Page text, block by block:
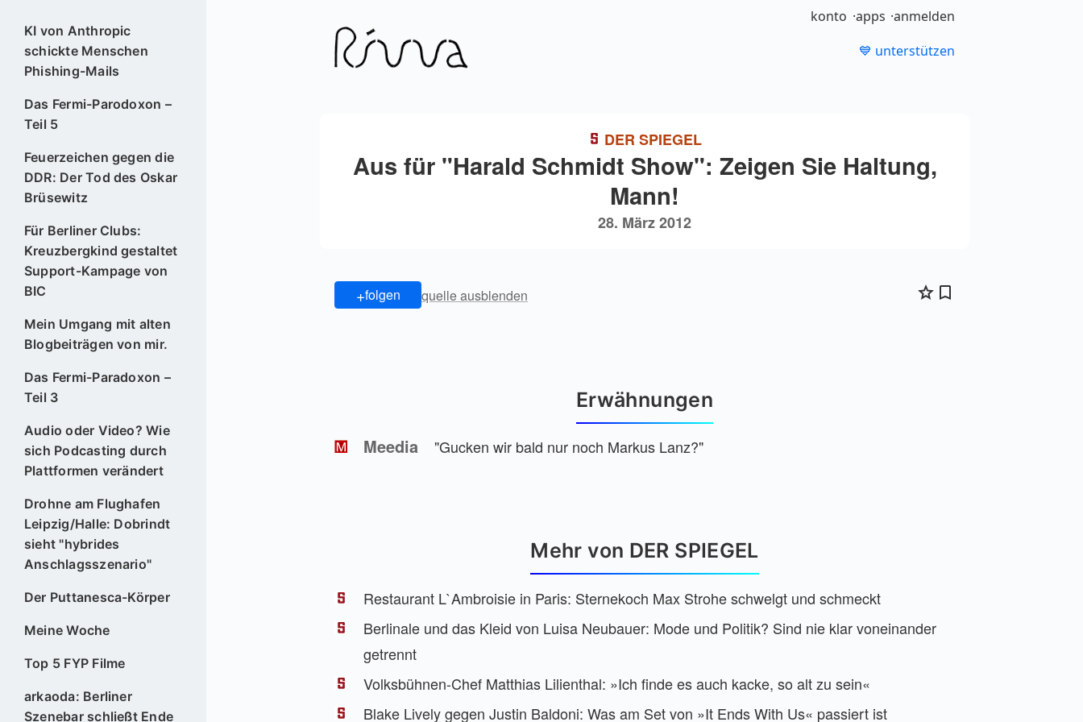
KI von Anthropic
schickte Menschen
Phishing-Mails
Das Fermi-Parodoxon –
Teil 5
Feuerzeichen gegen die
DDR: Der Tod des Oskar
Brüsewitz
Für Berliner Clubs:
Kreuzbergkind gestaltet
Support-Kampage von
BIC
Mein Umgang mit alten
Blogbeiträgen von mir.
Das Fermi-Paradoxon –
Teil 3
Audio oder Video? Wie
sich Podcasting durch
Plattformen verändert
Drohne am Flughafen
Leipzig/Halle: Dobrindt
sieht "hybrides
Anschlagsszenario"
Der Puttanesca-Körper
Meine Woche
Top 5 FYP Filme
arkaoda: Berliner
Szenebar schließt Ende
konto apps anmelden
💙 unterstützen
DER SPIEGEL
Aus für "Harald Schmidt Show": Zeigen Sie Haltung,
Mann!
28. März 2012
+folgen quelle ausblenden
Erwähnungen
Meedia "Gucken wir bald nur noch Markus Lanz?"
Mehr von DER SPIEGEL
Restaurant L`Ambroisie in Paris: Sternekoch Max Strohe schwelgt und schmeckt
Berlinale und das Kleid von Luisa Neubauer: Mode und Politik? Sind nie klar voneinander
getrennt
Volksbühnen-Chef Matthias Lilienthal: »Ich finde es auch kacke, so alt zu sein«
Blake Lively gegen Justin Baldoni: Was am Set von »It Ends With Us« passiert ist